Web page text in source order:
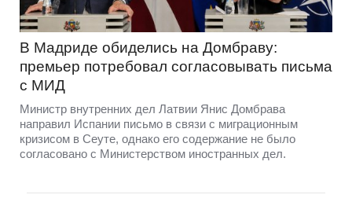
В Мадриде обиделись на Домбраву:
премьер потребовал согласовывать письма
с МИД
Министр внутренних дел Латвии Янис Домбрава
направил Испании письмо в связи с миграционным
кризисом в Сеуте, однако его содержание не было
согласовано с Министерством иностранных дел.